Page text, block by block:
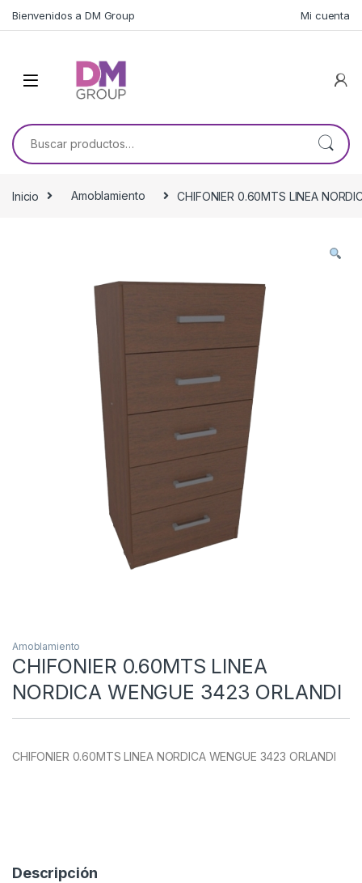
Bienvenidos a DM Group Mi cuenta
Buscar por:
Inicio Amoblamiento CHIFONIER 0.60MTS LINEA
Amoblamiento
CHIFONIER 0.60MTS LINEA
NORDICA WENGUE 3423 ORLANDI
CHIFONIER 0.60MTS LINEA NORDICA WENGUE 3423 ORLANDI
Descripción